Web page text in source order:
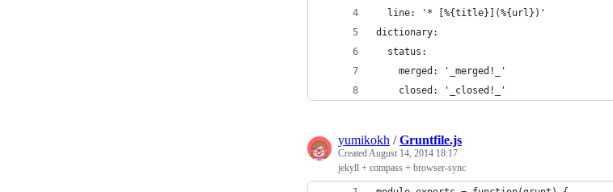
  line: '* [%{title}](%{url})'
dictionary:
  status:
    merged: '_merged!_'
    closed: '_closed!_'
yumikokh /Gruntfile.js
CreatedAugust 14, 2014 18:17
jekyll + compass + browser-sync